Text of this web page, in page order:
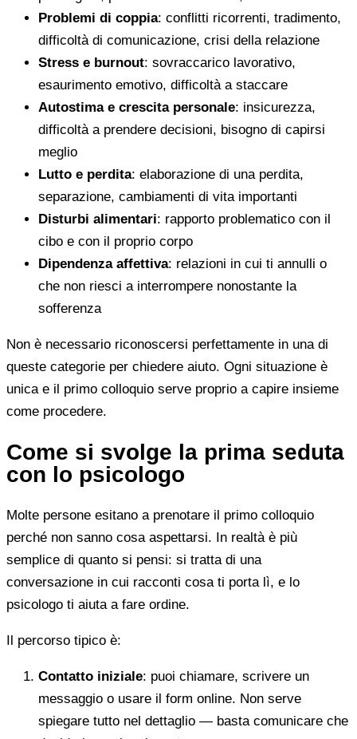
Problemi di coppia: conflitti ricorrenti, tradimento,
difficoltà di comunicazione, crisi della relazione
Stress e burnout: sovraccarico lavorativo,
esaurimento emotivo, difficoltà a staccare
Autostima e crescita personale: insicurezza,
difficoltà a prendere decisioni, bisogno di capirsi
meglio
Lutto e perdita: elaborazione di una perdita,
separazione, cambiamenti di vita importanti
Disturbi alimentari: rapporto problematico con il
cibo e con il proprio corpo
Dipendenza affettiva: relazioni in cui ti annulli o
che non riesci a interrompere nonostante la
sofferenza
Non è necessario riconoscersi perfettamente in una di
queste categorie per chiedere aiuto. Ogni situazione è
unica e il primo colloquio serve proprio a capire insieme
come procedere.
Come si svolge la prima seduta
con lo psicologo
Molte persone esitano a prenotare il primo colloquio
perché non sanno cosa aspettarsi. In realtà è più
semplice di quanto si pensi: si tratta di una
conversazione in cui racconti cosa ti porta lì, e lo
psicologo ti aiuta a fare ordine.
Il percorso tipico è:
Contatto iniziale: puoi chiamare, scrivere un
messaggio o usare il form online. Non serve
spiegare tutto nel dettaglio — basta comunicare che